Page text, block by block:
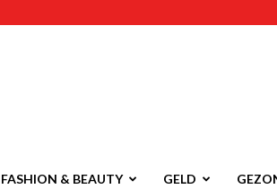
FASHION & BEAUTY GELD